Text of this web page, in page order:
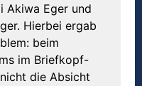
Akiwa Eger und
Hierbei ergab
beim
im Briefkopf-
die Absicht